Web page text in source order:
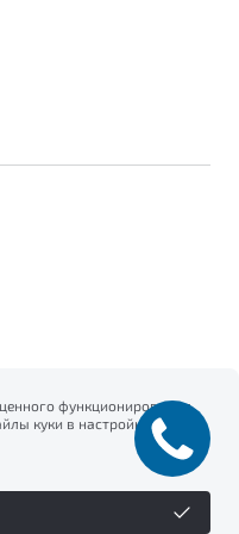
данных
функционирования
куки в настройках
сайт, вы соглашаетесь
подтверждаете
Политике